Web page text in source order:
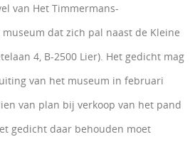
van Het Timmermans-
dat zich pal naast de Kleine
4, B-2500 Lier). Het gedicht mag
van het museum in februari
van plan bij verkoop van het pand
gedicht daar behouden moet